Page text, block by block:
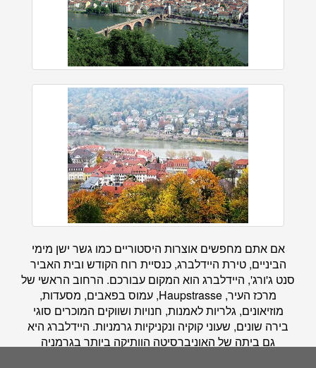
אם אתם מחפשים אוצרות היסטוריים כמו גשר ישן מימי
הביניים, טירת היידלברג, כנסיית רוח הקודש ובית האביר
סנט ג'ורג', היידלברג הוא המקום עבורכם. הרחוב הראשי של
מרכז העיר, Haupstrasse, עמוס בפאבים, מסעדות,
מוזיאונים, גלריות לאמנות, חנויות ושווקים המוכרים סוגי
בירה שונים, שעוני קוקיה ונקניקיות גרמניות. היידלברג היא
גם ביתה של האוניברסיטה הוותיקה ביותר בגרמניה